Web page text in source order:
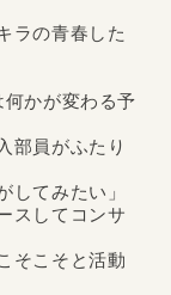
ラの青春した
かが変わる予
部員がふたり
してみたい」
スしてコンサ
そこそと活動